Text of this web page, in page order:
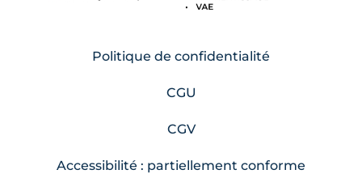
Politique de confidentialité
CGU
CGV
Accessibilité : partiellement conforme